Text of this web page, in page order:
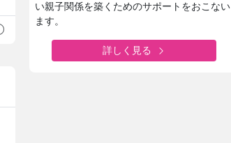
い親子関係を築くためのサポートをおこない
ます。
詳しく見る